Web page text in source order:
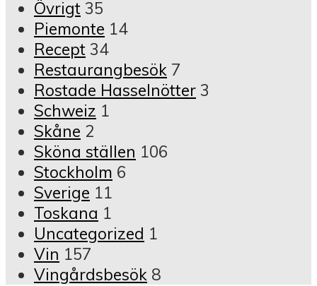
Övrigt 35
Piemonte 14
Recept 34
Restaurangbesök 7
Rostade Hasselnötter 3
Schweiz 1
Skåne 2
Sköna ställen 106
Stockholm 6
Sverige 11
Toskana 1
Uncategorized 1
Vin 157
Vingårdsbesök 8